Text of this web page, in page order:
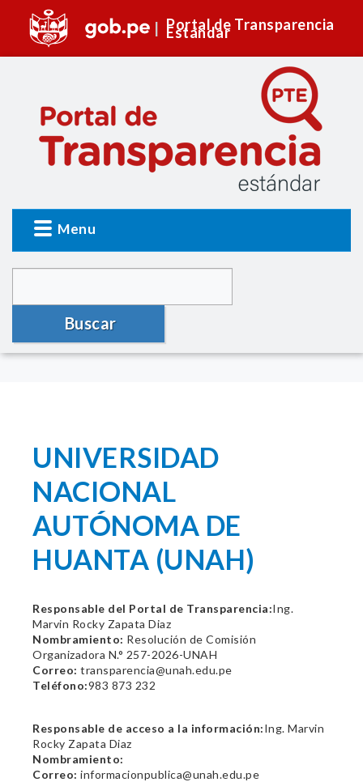
Portal de Transparencia
Estándar
Menu
Buscar
UNIVERSIDAD
NACIONAL
AUTÓNOMA DE
HUANTA (UNAH)
Responsable del Portal de Transparencia:Ing.
Marvin Rocky Zapata Diaz
Nombramiento: Resolución de Comisión
Organizadora N.° 257-2026-UNAH
Correo: transparencia@unah.edu.pe
Teléfono:983 873 232
Responsable de acceso a la información:Ing. Marvin
Rocky Zapata Diaz
Nombramiento:
Correo: informacionpublica@unah.edu.pe